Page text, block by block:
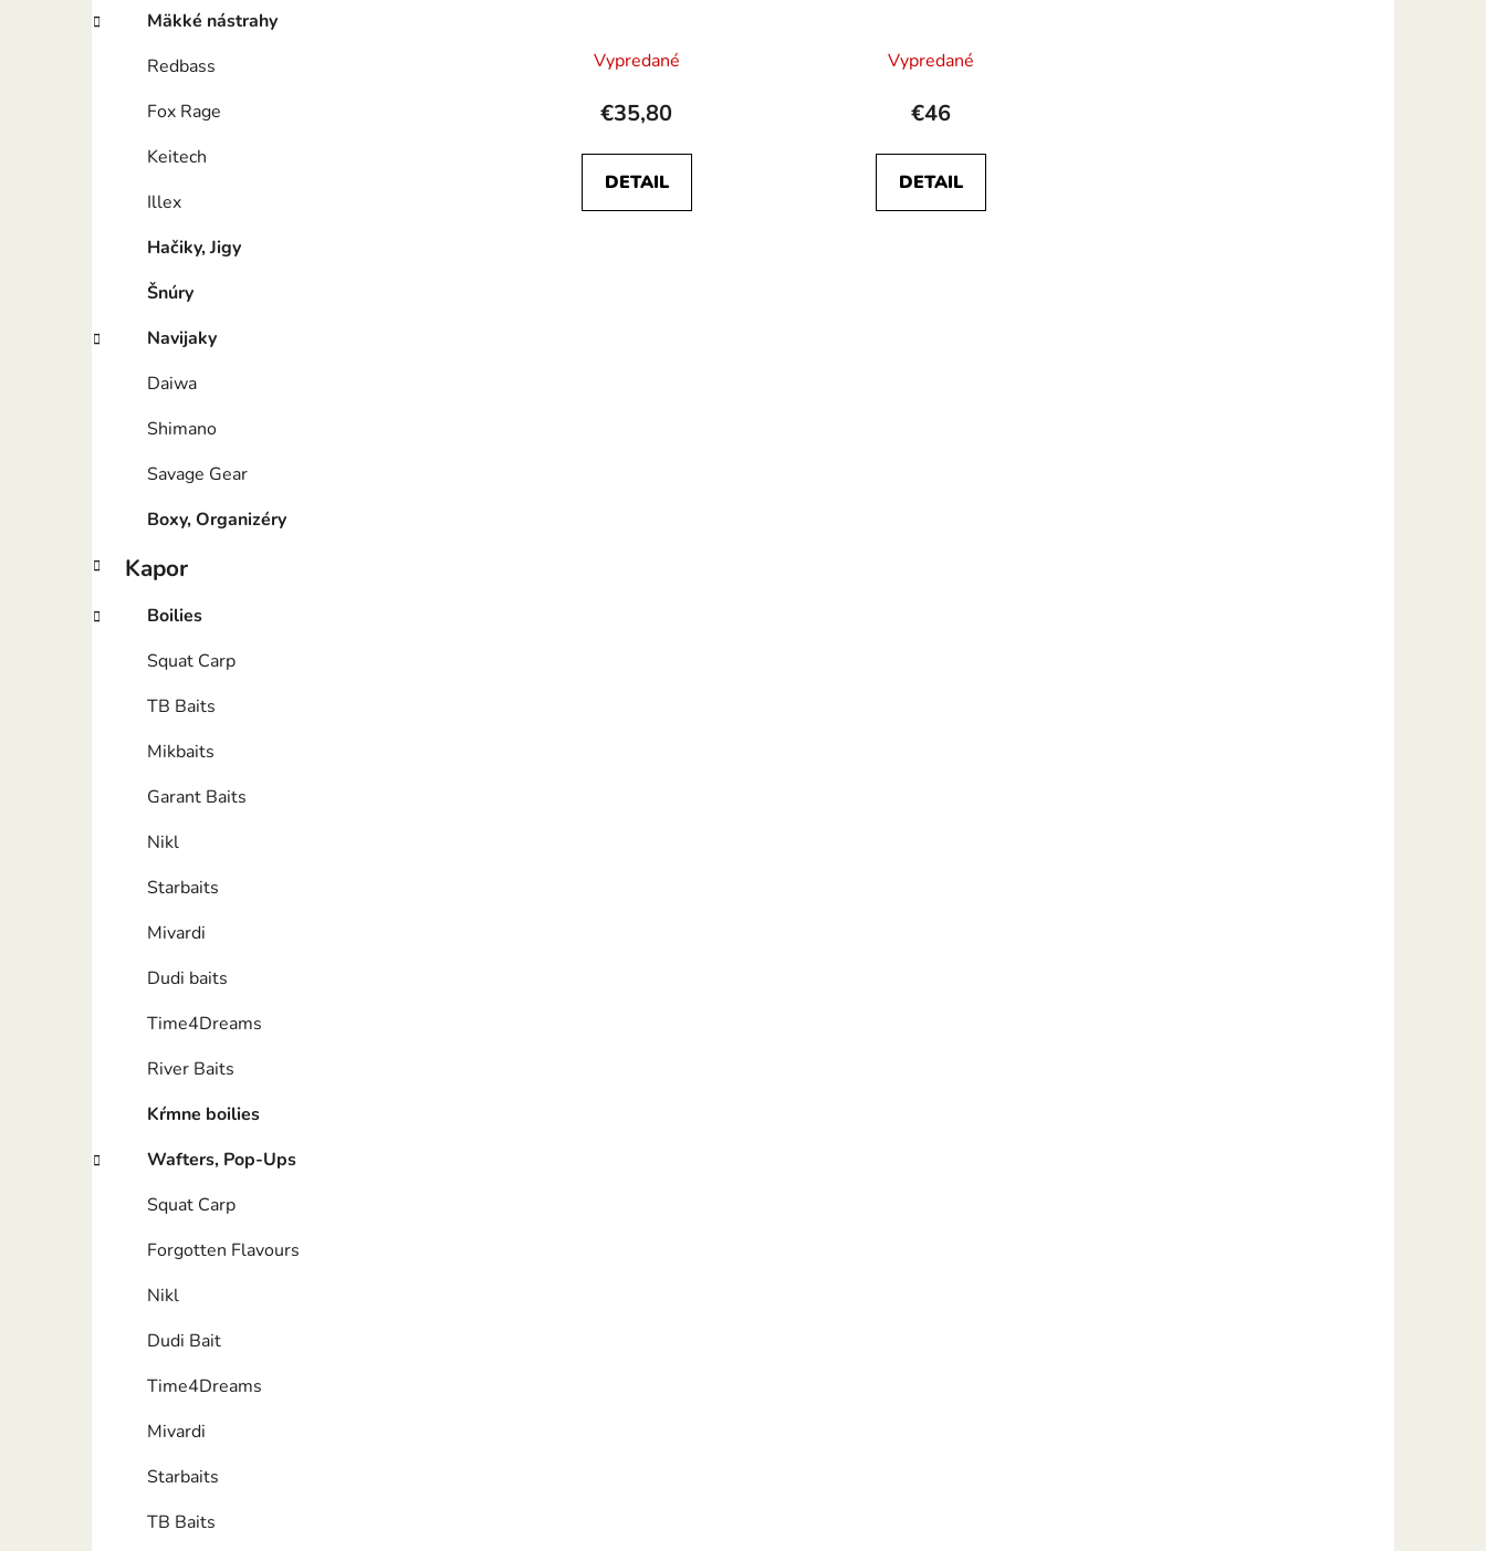
Mäkké nástrahy
Redbass
Fox Rage
Keitech
Illex
Hačiky, Jigy
Šnúry
Navijaky
Daiwa
Shimano
Savage Gear
Boxy, Organizéry
Kapor
Boilies
Squat Carp
TB Baits
Mikbaits
Garant Baits
Nikl
Starbaits
Mivardi
Dudi baits
Time4Dreams
River Baits
Kŕmne boilies
Wafters, Pop-Ups
Squat Carp
Forgotten Flavours
Nikl
Dudi Bait
Time4Dreams
Mivardi
Starbaits
TB Baits
Vypredané
€35,80
DETAIL
Vypredané
€46
DETAIL